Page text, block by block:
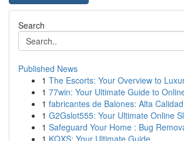
Search
Published News
1 The Escorts: Your Overview to
1 77win: Your Ultimate Guide to
1 fabricantes de Balones: Alta
1 G2Gslot555: Your Ultimate Online
1 Safeguard Your Home : Bug
1 KQXS: Your Ultimate Guide